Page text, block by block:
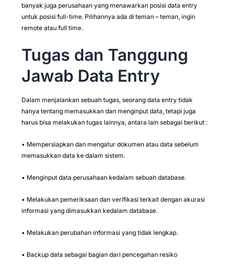
banyak juga perusahaan yang menawarkan posisi data entry
untuk posisi full-time. Pilihannya ada di teman – teman, ingin
remote atau full time.
Tugas dan Tanggung
Jawab Data Entry
Dalam menjalankan sebuah tugas, seorang data entry tidak
hanya tentang memasukkan dan menginput data, tetapi juga
harus bisa melakukan tugas lainnya, antara lain sebagai berikut :
• Mempersiapkan dan mengatur dokumen atau data sebelum
memasukkan data ke dalam sistem.
• Menginput data perusahaan kedalam sebuah database.
• Melakukan pemeriksaan dan verifikasi terkait dengan akurasi
informasi yang dimasukkan kedalam database.
• Melakukan perubahan informasi yang tidak lengkap.
• Backup data sebagai bagian dari pencegahan resiko